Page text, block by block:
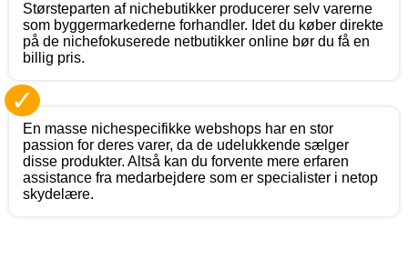
Størsteparten af nichebutikker producerer selv varerne
som byggermarkederne forhandler. Idet du køber direkte
på de nichefokuserede netbutikker online bør du få en
billig pris.
✓
En masse nichespecifikke webshops har en stor
passion for deres varer, da de udelukkende sælger
disse produkter. Altså kan du forvente mere erfaren
assistance fra medarbejdere som er specialister i netop
skydelære.